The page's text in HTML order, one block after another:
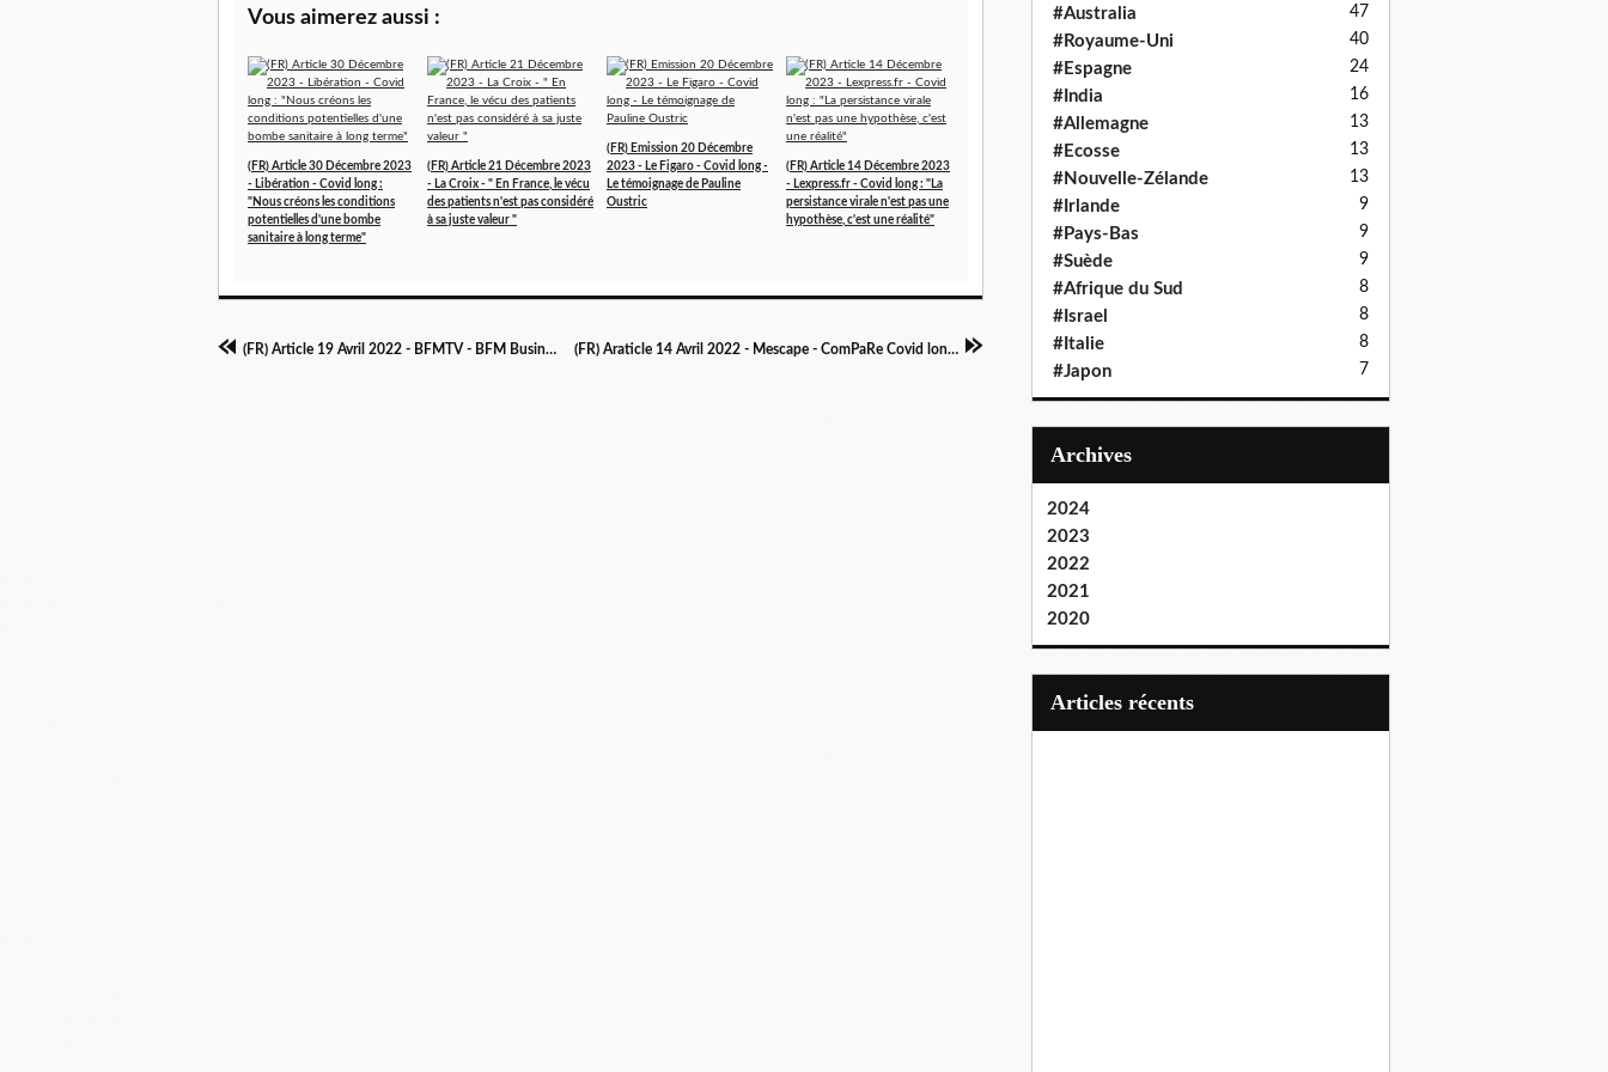
Vous aimerez aussi :
(FR) Article 30 Décembre 2023
- Libération - Covid long :
"Nous créons les conditions
potentielles d'une bombe
sanitaire à long terme"
(FR) Article 21 Décembre 2023
- La Croix - " En France, le vécu
des patients n'est pas considéré
à sa juste valeur "
(FR) Emission 20 Décembre
2023 - Le Figaro - Covid long -
Le témoignage de Pauline
Oustric
(FR) Article 14 Décembre 2023
- Lexpress.fr - Covid long : "La
persistance virale n'est pas une
hypothèse, c'est une réalité"
(FR) Article 19 Avril 2022 - BFMTV - BFM Business avec vous : Travail et covid long (FR) Araticle 14 Avril 2022 - Mescape - ComPaRe Covid long suit l'évolution des symptômes sur 1 an
#Australia 47
#Royaume-Uni 40
#Espagne 24
#India 16
#Allemagne 13
#Ecosse 13
#Nouvelle-Zélande 13
#Irlande 9
#Pays-Bas 9
#Suède 9
#Afrique du Sud 8
#Israel 8
#Italie 8
#Japon 7
Archives
2024
2023
2022
2021
2020
articles récents